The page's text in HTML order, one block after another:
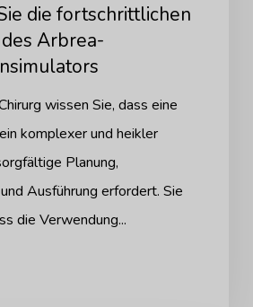
die fortschrittlichen
Arbrea-
wissen Sie, dass eine
komplexer und heikler
Planung,
Ausführung erfordert. Sie
die Verwendung...